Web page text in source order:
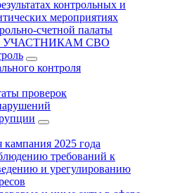
контрольных и
мероприятиях
счетной палаты
СВО
контроля
проверок
кампания 2025 года
требований к
и урегулированию